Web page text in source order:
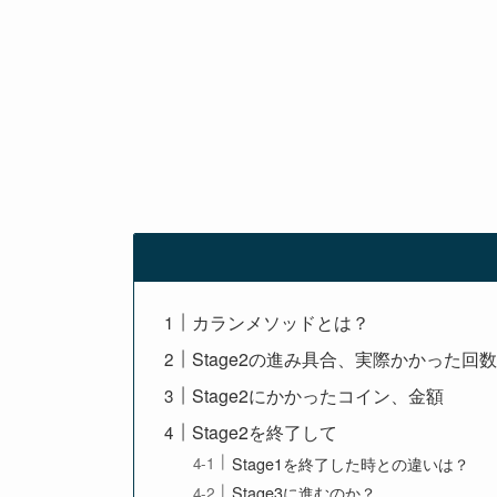
カランメソッドとは？
Stage2の進み具合、実際かかった回数
Stage2にかかったコイン、金額
Stage2を終了して
Stage1を終了した時との違いは？
Stage3に進むのか？